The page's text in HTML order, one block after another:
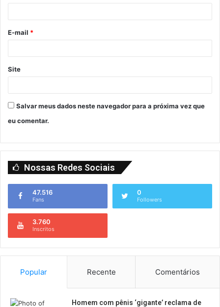
E-mail *
Site
Salvar meus dados neste navegador para a próxima vez que
eu comentar.
Nossas Redes Sociais
47.516
Fans
0
Followers
3.760
Inscritos
Popular Recente Comentários
Homem com pênis ‘gigante’ reclama de